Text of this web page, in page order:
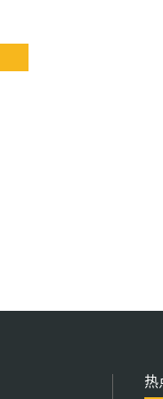
热